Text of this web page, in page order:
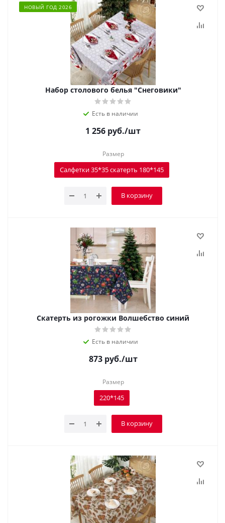
НОВЫЙ ГОД 2026
Набор столового белья "Снеговики"
Есть в наличии
1 256 руб./шт
Размер
Салфетки 35*35 скатерть 180*145
В корзину
Скатерть из рогожки Волшебство синий
Есть в наличии
873руб./шт
Размер
220*145
В корзину